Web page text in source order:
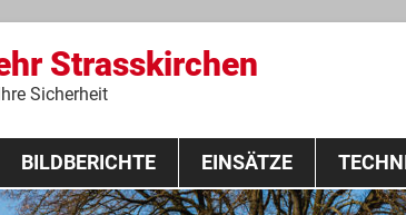
Strasskirchen
Sicherheit
Zum
springen
BILDBERICHTE EINSÄTZE
Fahrzeuge